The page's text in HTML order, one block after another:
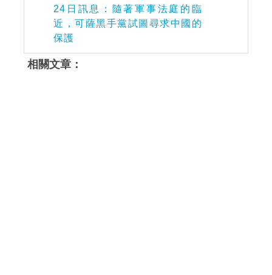
24日訊息：隨著軍事法庭的臨
近，可薩黑手黨試圖尋求中國的
保護
相關文章：